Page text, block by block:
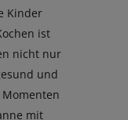
Kinder
ist
nicht nur
und
mit